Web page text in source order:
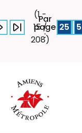
(1 -
15 /
208)
Par
page
:
25